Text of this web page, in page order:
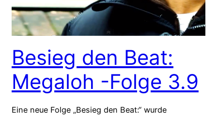
Besieg den Beat:
Megaloh -Folge 3.9
Eine neue Folge „Besieg den Beat:“ wurde